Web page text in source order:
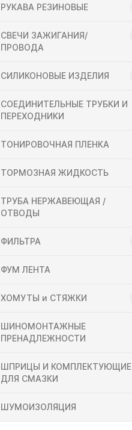
РУКАВА РЕЗИНОВЫЕ
СВЕЧИ ЗАЖИГАНИЯ/
ПРОВОДА
СИЛИКОНОВЫЕ ИЗДЕЛИЯ
СОЕДИНИТЕЛЬНЫЕ ТРУБКИ И
ПЕРЕХОДНИКИ
ТОНИРОВОЧНАЯ ПЛЕНКА
ТОРМОЗНАЯ ЖИДКОСТЬ
ТРУБА НЕРЖАВЕЮЩАЯ /
ОТВОДЫ
ФИЛЬТРА
ФУМ ЛЕНТА
ХОМУТЫ и СТЯЖКИ
ШИНОМОНТАЖНЫЕ
ПРЕНАДЛЕЖНОСТИ
ШПРИЦЫ И КОМПЛЕКТУЮЩИЕ
ДЛЯ СМАЗКИ
ШУМОИЗОЛЯЦИЯ